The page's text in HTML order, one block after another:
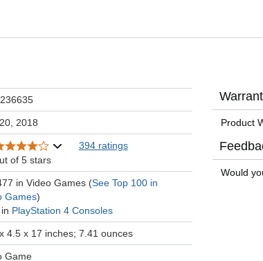
2018
394 ratings
of 5 stars
in Video Games (See Top 100 in
Games)
PlayStation 4 Consoles
4.5 x 17 inches; 7.41 ounces
Game
Product
Would